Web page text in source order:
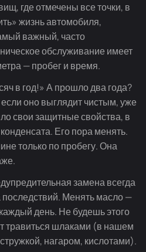
где отмечены все точки, в
жизнь автомобиля,
важный, часто
обслуживание имеет
— пробег и время.
в год!» А прошло два года?
оно выглядит чистым, уже
свои защитные свойства, в
Его пора менять.
только по пробегу. Она
замена всегда
Менять масло —
день. Не будешь этого
травиться шлаками (в нашем
нагаром, кислотами).